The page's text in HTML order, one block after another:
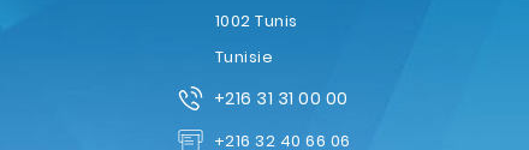
1002 Tunis
Tunisie
+216 31 31 00 00
+216 32 40 66 06